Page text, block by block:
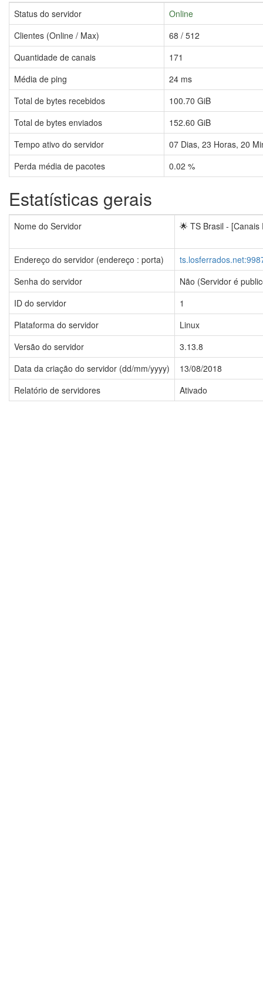
Status do servidor
Online
Clientes (Online / Max)
68 / 512
Quantidade de canais
171
Média de ping
24 ms
Total de bytes recebidos
100.70 GiB
Total de bytes enviados
152.60 GiB
Tempo ativo do servidor
07 Dias, 23 Horas, 20
Perda média de pacotes
0.02 %
Estatísticas gerais
Nome do Servidor 🌟 TS Brasil -
Endereço do servidor (endereço : porta)
Senha do servidor
Não (Servidor é
ID do servidor
1
Plataforma do servidor
Linux
Versão do servidor
3.13.8
Data da criação do servidor (dd/mm/yyyy)
13/08/2018
Relatório de servidores
Ativado